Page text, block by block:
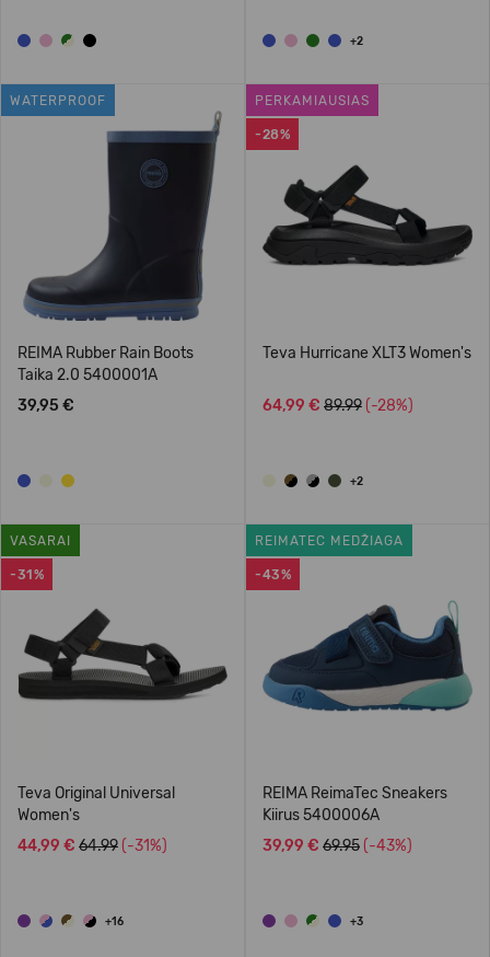
+2
WATERPROOF
REIMA Rubber Rain Boots
Taika 2.0 5400001A
39,95 €
-28%
PERKAMIAUSIAS
Teva Hurricane XLT3 Women's
64,99 € 89.99 (-28%)
+2
-31%
VASARAI
Teva Original Universal
Women's
44,99 € 64.99 (-31%)
+16
-43%
REIMATEC MEDŽIAGA
REIMA ReimaTec Sneakers
Kiirus 5400006A
39,99 € 69.95 (-43%)
+3